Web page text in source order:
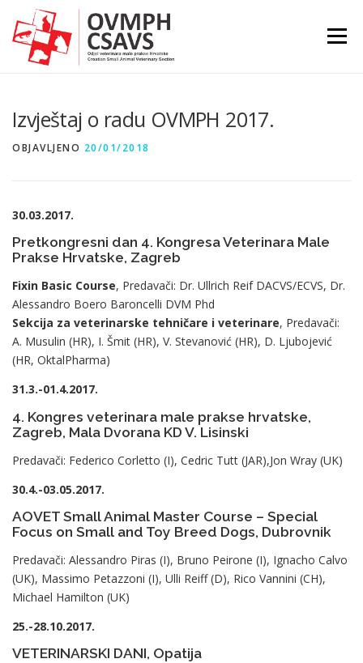
Preskoči
sadržaj
Izbornik
Izvještaj o radu OVMPH 2017.
OBJAVLJENO 20/01/2018
30.03.2017.
Pretkongresni dan 4. Kongresa Veterinara Male
Prakse Hrvatske, Zagreb
Fixin Basic Course, Predavači: Dr. Ullrich Reif DACVS/ECVS, Dr.
Alessandro Boero Baroncelli DVM Phd
Sekcija za veterinarske tehničare i veterinare, Predavači:
A. Musulin (HR), I. Šmit (HR), V. Stevanović (HR), D. Ljubojević
(HR, OktalPharma)
31.3.-01.4.2017.
4. Kongres veterinara male prakse hrvatske,
Zagreb, Mala Dvorana KD V. Lisinski
Predavači: Federico Corletto (I), Cedric Tutt (JAR),Jon Wray (UK)
30.4.-03.05.2017.
AOVET Small Animal Master Course – Special
Focus on Small and Toy Breed Dogs, Dubrovnik
Predavači: Alessandro Piras (I), Bruno Peirone (I), Ignacho Calvo
(UK), Massimo Petazzoni (I), Ulli Reiff (D), Rico Vannini (CH),
Michael Hamilton (UK)
25.-28.10.2017.
VETERINARSKI DANI, Opatija